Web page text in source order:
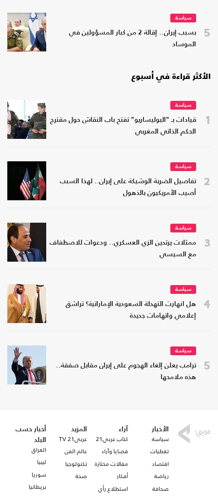
5
سياسة
بسبب إيران.. إقالة 2 من كبار المسؤولين في
الموساد
الأكثر قراءة في أسبوع
1
سياسة
قيادات بـ "البوليساريو" تفتح باب النقاش حول مقترح
الحكم الذاتي المغربي
2
سياسة
تفاصيل الضربة الوشيكة على إيران.. لهذا السبب
أصيب الأمريكيون بالذهول
3
سياسة
ممثلات يرتدين الزي العسكري.. ودعوات للاصطفاف
مع السيسي
4
سياسة
هل انهارت التهدئة السعودية الإماراتية؟ تراشق
إعلامي واتهامات جديدة
5
سياسة
ترامب يعلن إلغاء الهجوم على إيران مقابل صفقة..
هذه ملامحها
الأخبار
سياسة
تغطيات
اقتصاد
رياضة
صحافة
آراء
كتاب عربي21
قضايا وآراء
مقالات مختارة
أفكار
استطلاع رأي
المزيد
عربي21 TV
عالم الفن
تكنولوجيا
صحة
أخبار حسب
البلد
العراق
ليبيا
سوريا
بريطانيا